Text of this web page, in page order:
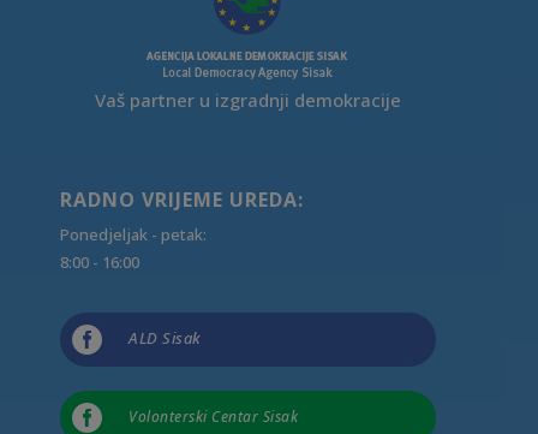
Vaš partner u izgradnji demokracije
RADNO VRIJEME UREDA:
Ponedjeljak - petak:
8:00 - 16:00
 ALD Sisak
 Volonterski Centar Sisak